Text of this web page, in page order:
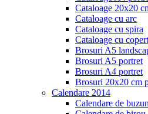
Cataloage 20x20
Cataloage cu arc
Cataloage cu spira
Cataloage cu
Brosuri A5
Brosuri A5 portret
Brosuri A4 portret
Brosuri 20x20 cm
Calendare 2014
Calendare de